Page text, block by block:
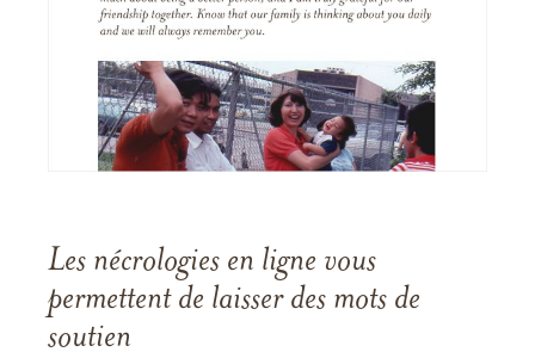
Les nécrologies en ligne vous
permettent de laisser des mots de
soutien